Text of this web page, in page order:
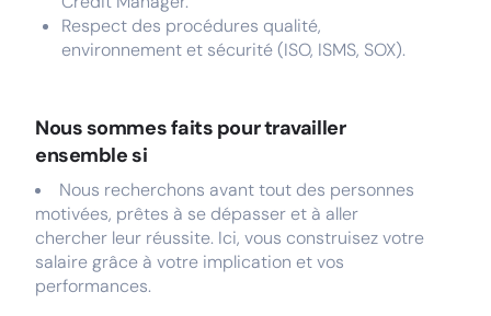
Respect des procédures qualité,
environnement et sécurité (ISO, ISMS, SOX).
Nous sommes faits pour travailler
ensemble si
Nous recherchons avant tout des personnes
motivées, prêtes à se dépasser et à aller
chercher leur réussite. Ici, vous construisez votre
salaire grâce à votre implication et vos
performances.